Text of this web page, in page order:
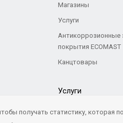
Магазины
Услуги
Антикоррозионные
покрытия ECOMAST
Канцтовары
Услуги
получать статистику, которая